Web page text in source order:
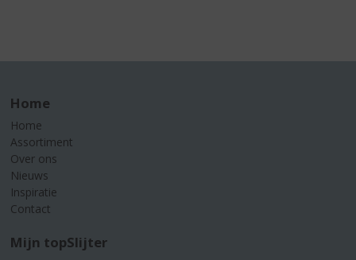
Home
Home
Assortiment
Over ons
Nieuws
Inspiratie
Contact
Mijn topSlijter